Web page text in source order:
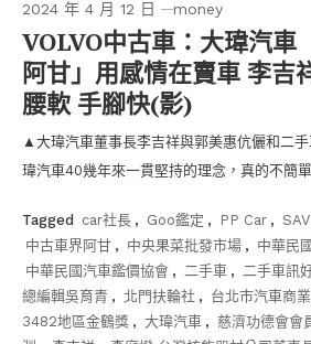
2024 年 4 月 12 日 money
VOLVO中古車：大瑋汽車
阿甘」用感情在賣車 李吉
腰軟 手腳快(影)
▲大瑋汽車董事長李吉祥與郭美惠伉儷和二
瑋汽車40幾年來一貫堅持的理念，真的不簡
Tagged car社長 , Goo鑑定 , PP Car ,
中古車界阿甘 , 中央果菜批發市場 , 中華民
中華民國汽車鑑價協會 , 二手車 , 二手車訊
總編輯吳育青 , 北門扶輪社 , 台北市汽車商
3482地區金鶴獎 , 大瑋汽車 , 慈濟功德會會